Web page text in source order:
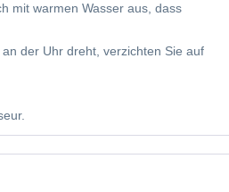
mit warmen Wasser aus, dass
der Uhr dreht, verzichten Sie auf